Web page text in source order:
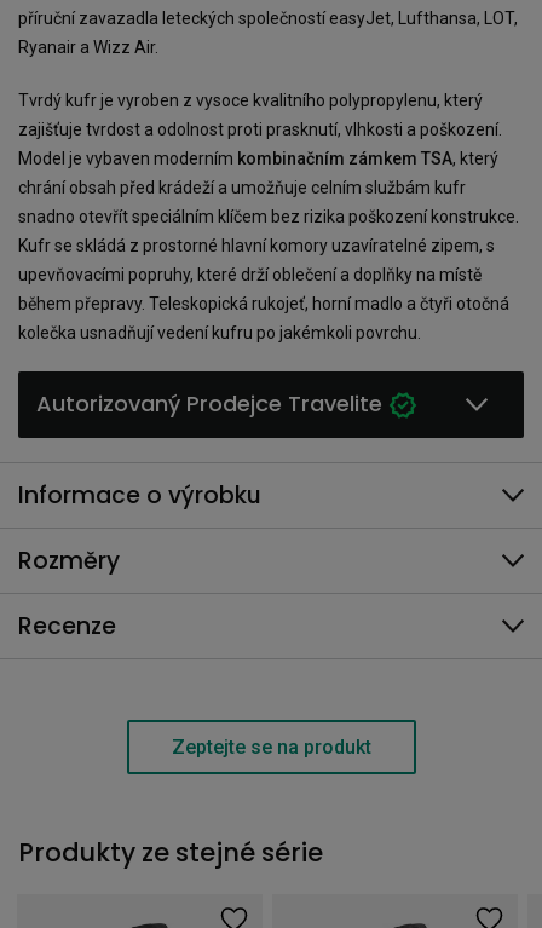
příruční zavazadla leteckých společností easyJet, Lufthansa, LOT,
Ryanair a Wizz Air.
Tvrdý kufr je vyroben z vysoce kvalitního polypropylenu, který
zajišťuje tvrdost a odolnost proti prasknutí, vlhkosti a poškození.
Model je vybaven moderním kombinačním zámkem TSA, který
chrání obsah před krádeží a umožňuje celním službám kufr
snadno otevřít speciálním klíčem bez rizika poškození konstrukce.
Kufr se skládá z prostorné hlavní komory uzavíratelné zipem, s
upevňovacími popruhy, které drží oblečení a doplňky na místě
během přepravy. Teleskopická rukojeť, horní madlo a čtyři otočná
kolečka usnadňují vedení kufru po jakémkoli povrchu.
Autorizovaný Prodejce Travelite
Informace o výrobku
Rozměry
Recenze
Zeptejte se na produkt
Produkty ze stejné série